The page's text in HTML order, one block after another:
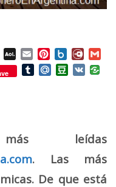
WhatsApp
AOL
Mail
EmailPinterest
Box.net
TumblrMail.RuDouban
VK
leídas
. Las más
De que está